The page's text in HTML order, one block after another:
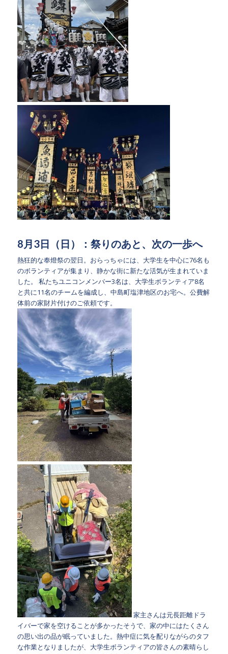
8月3日（日）：祭りのあと、次の一歩へ
熱狂的な奉燈祭の翌日。おらっちゃには、大学生を中心に76名も
のボランティアが集まり、静かな街に新たな活気が生まれていま
した。
私たちユニコンメンバー3名は、大学生ボランティア8名
と共に11名のチームを編成し、中島町塩津地区のお宅へ。公費解
体前の家財片付けのご依頼です。
家主さんは元長距離ドラ
イバーで家を空けることが多かったそうで、家の中にはたくさん
の思い出の品が眠っていました。熱中症に気を配りながらのタフ
な作業となりましたが、大学生ボランティアの皆さんの素晴らし